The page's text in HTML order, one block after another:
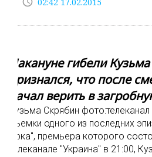
Накануне гибели
признался, что после
начал верить в
Кузьма Скрябин
съемки одного из последних
зірка", премьера которого
телеканале "Украина" в 21:00,